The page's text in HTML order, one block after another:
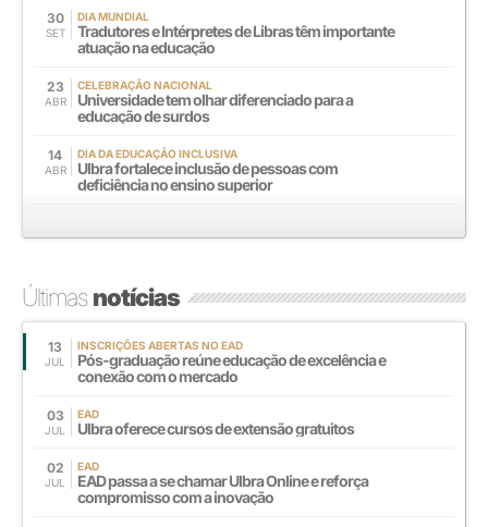
30
SET
DIA MUNDIAL
Tradutores e Intérpretes de Libras têm importante
atuação na educação
23
ABR
CELEBRAÇÃO NACIONAL
Universidade tem olhar diferenciado para a
educação de surdos
14
ABR
DIA DA EDUCAÇÃO INCLUSIVA
Ulbra fortalece inclusão de pessoas com
deficiência no ensino superior
Últimasnotícias
13
JUL
INSCRIÇÕES ABERTAS NO EAD
Pós-graduação reúne educação de excelência e
conexão com o mercado
03
JUL
EAD
Ulbra oferece cursos de extensão gratuitos
02
JUL
EAD
EAD passa a se chamar Ulbra Online e reforça
compromisso com a inovação